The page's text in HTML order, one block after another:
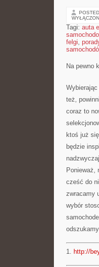
Tagi: auta
felgi,
Na pewno
też,
coraz to
ktoś już
będzie
Ponieważ,
cześć do
zwracamy
wybór
1. http://